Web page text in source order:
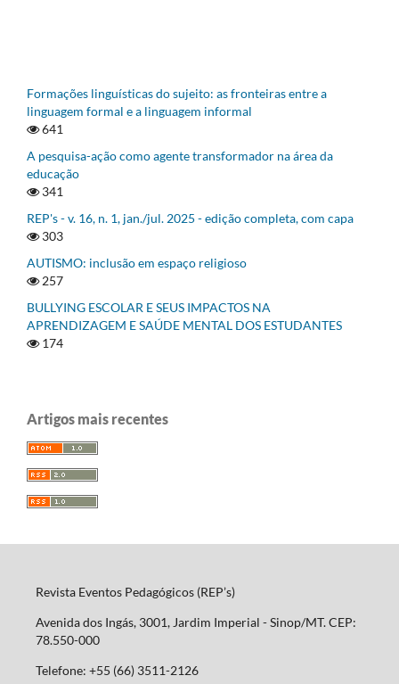
Formações linguísticas do sujeito: as fronteiras entre a
linguagem formal e a linguagem informal
641
A pesquisa-ação como agente transformador na área da
educação
341
REP's - v. 16, n. 1, jan./jul. 2025 - edição completa, com capa
303
AUTISMO: inclusão em espaço religioso
257
BULLYING ESCOLAR E SEUS IMPACTOS NA
APRENDIZAGEM E SAÚDE MENTAL DOS ESTUDANTES
174
Artigos mais recentes
Revista Eventos Pedagógicos (REP’s)
Avenida dos Ingás, 3001, Jardim Imperial - Sinop/MT. CEP:
78.550-000
Telefone: +55 (66) 3511-2126